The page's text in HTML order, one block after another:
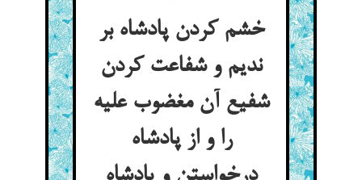
خشم کردن پادشاه بر
ندیم و شفاعت کردن
شفیع آن مغضوب علیه
را و از پادشاه